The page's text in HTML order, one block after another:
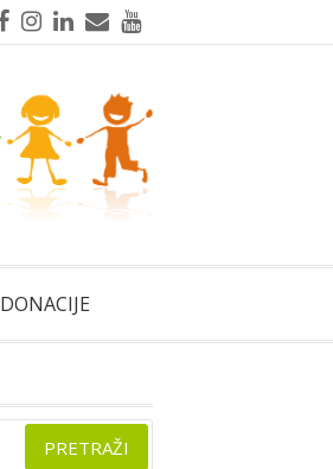
FacebookInstagram
LinkedIn
MailYouTube
DONACIJE